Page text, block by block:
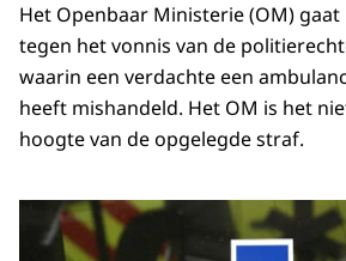
Het Openbaar Ministerie (OM)
tegen het vonnis van de
waarin een verdachte een
heeft mishandeld. Het OM is het
hoogte van de opgelegde straf.